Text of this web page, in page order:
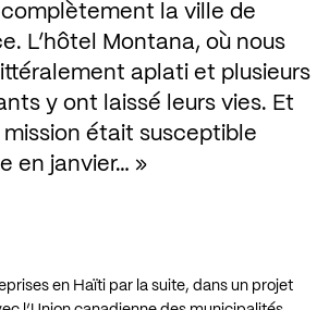
complètement la ville de
L’hôtel Montana, où nous
littéralement aplati et plusieurs
y ont laissé leurs vies. Et
était susceptible
en janvier…
en Haïti par la suite, dans un projet